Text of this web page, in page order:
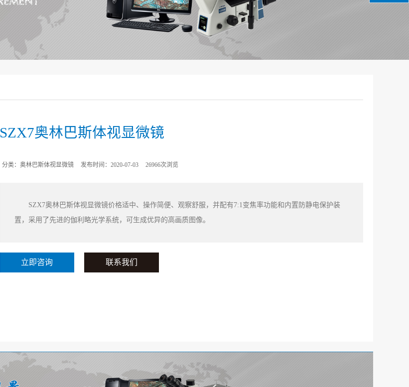
SZX7奥林巴斯体视显微镜
分类：奥林巴斯体视显微镜 发布时间：2020-07-03 26966次浏览
SZX7奥林巴斯体视显微镜价格适中、操作简便、观察舒服，并配有7:1变焦率功能和内置防静电保护装
置，采用了先进的伽利略光学系统，可生成优异的高画质图像。
立即咨询 联系我们